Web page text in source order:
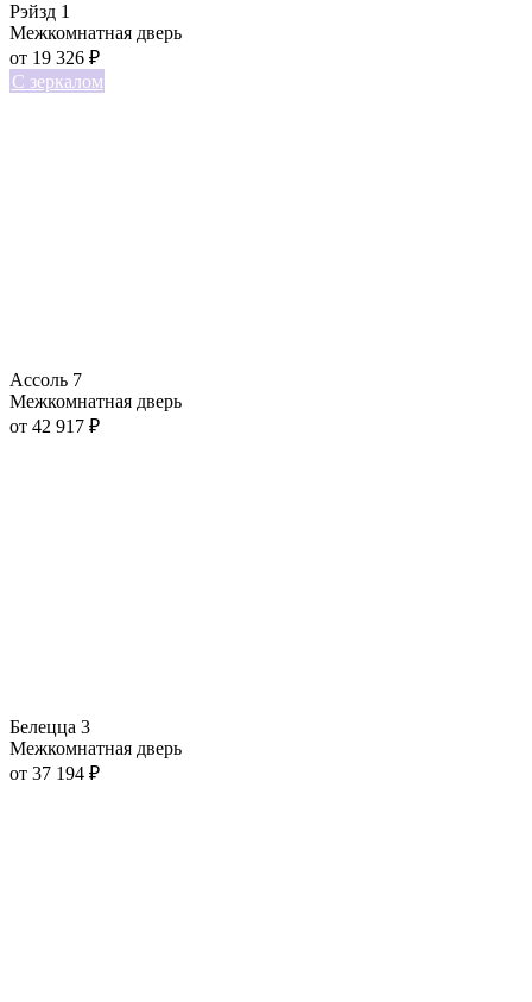
Рэйзд 1
Межкомнатная дверь
от 19 326 ₽
С зеркалом
Ассоль 7
Межкомнатная дверь
от 42 917 ₽
Белецца 3
Межкомнатная дверь
от 37 194 ₽